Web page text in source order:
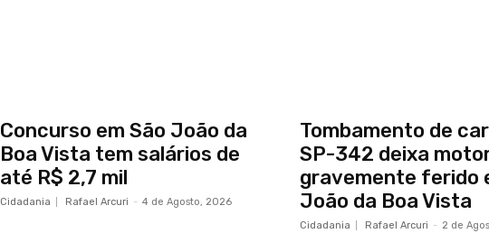
Concurso em São João da
Boa Vista tem salários de
até R$ 2,7 mil
Cidadania Rafael Arcuri - 4 de Agosto, 2026
Tombamento de
SP-342 deixa
gravemente ferido
João da Boa Vista
Cidadania Rafael Arcuri - 2 de